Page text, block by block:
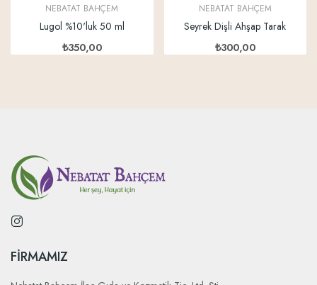
NEBATAT BAHÇEM
Lugol %10'luk 50 ml
₺350,00
NEBATAT BAHÇEM
Seyrek Dişli Ahşap Tarak
₺300,00
FIRMAMIZ